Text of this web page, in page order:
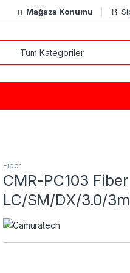
Mağaza Konumu
Fiber
CMR-PC103
LC/SM/DX/3.0/